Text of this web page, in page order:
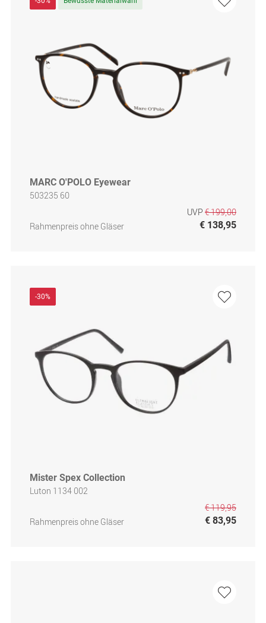
MARC O'POLO Eyewear
503235 60
Rahmenpreis ohne Gläser
UVP € 199,00
€ 138,95
-30%
Mister Spex Collection
Luton 1134 002
Rahmenpreis ohne Gläser
€ 119,95
€ 83,95